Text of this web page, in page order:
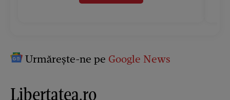
Urmărește-ne pe Google News
Libertatea.ro